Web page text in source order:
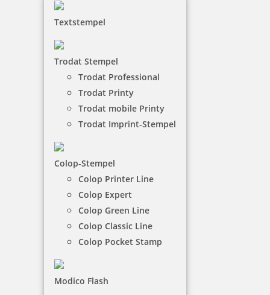
Textstempel
Trodat Stempel
Trodat Professional
Trodat Printy
Trodat mobile Printy
Trodat Imprint-Stempel
Colop-Stempel
Colop Printer Line
Colop Expert
Colop Green Line
Colop Classic Line
Colop Pocket Stamp
Modico Flash
Printy Datumsstempel
Der Trodat Printy-Datumsstempel mit integriertem
Kissen ist umweltfreundlich hergestellt.
NACH WUNSCHSTEMPEL FILTERN
7 Artikel in der Kategorie